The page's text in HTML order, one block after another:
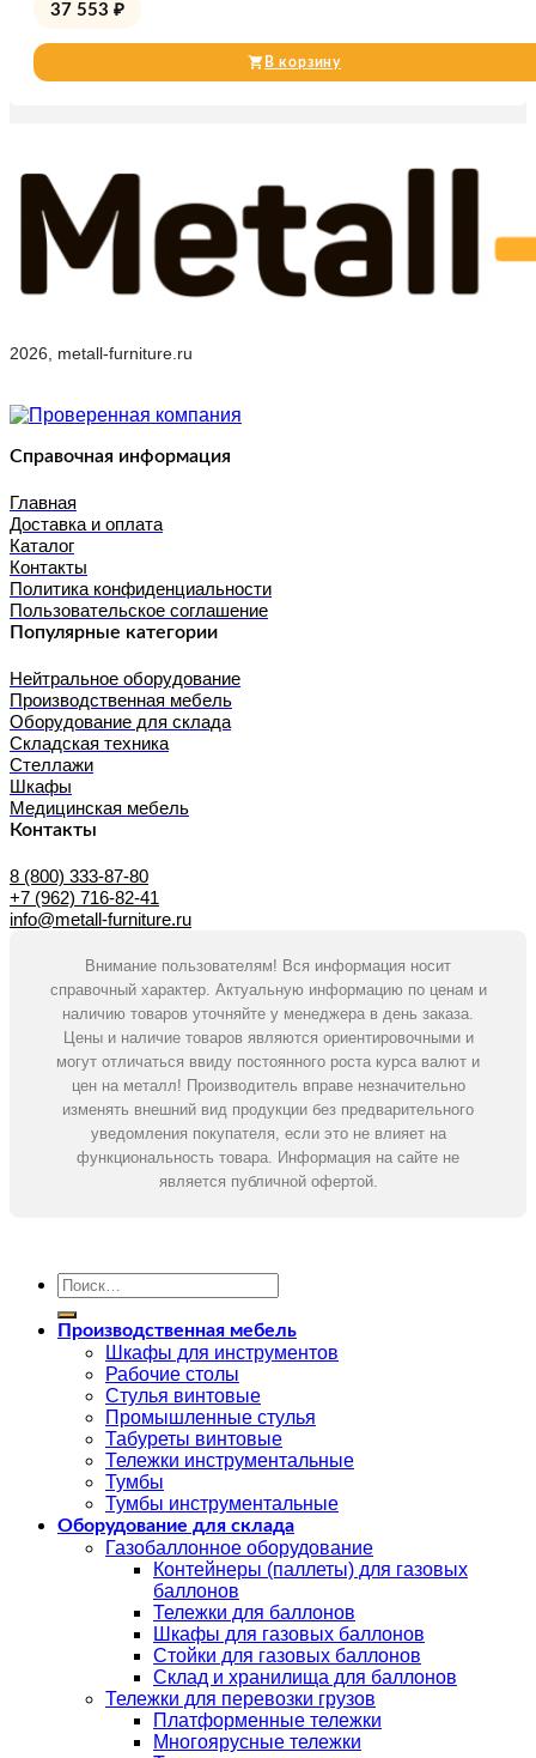
37 553 ₽
В корзину
2026, metall-furniture.ru
Справочная информация
Главная
Доставка и оплата
Каталог
Контакты
Политика конфиденциальности
Пользовательское соглашение
Популярные категории
Нейтральное оборудование
Производственная мебель
Оборудование для склада
Складская техника
Стеллажи
Шкафы
Медицинская мебель
Контакты
8 (800) 333-87-80
+7 (962) 716-82-41
info@metall-furniture.ru
Внимание пользователям! Вся информация носит
справочный характер. Актуальную информацию по ценам и
наличию товаров уточняйте у менеджера в день заказа.
Цены и наличие товаров являются ориентировочными и
могут отличаться ввиду постоянного роста курса валют и
цен на металл! Производитель вправе незначительно
изменять внешний вид продукции без предварительного
уведомления покупателя, если это не влияет на
функциональность товара. Информация на сайте не
является публичной офертой.
Искать:
Производственная мебель
Шкафы для инструментов
Рабочие столы
Стулья винтовые
Промышленные стулья
Табуреты винтовые
Тележки инструментальные
Тумбы
Тумбы инструментальные
Оборудование для склада
Газобаллонное оборудование
Контейнеры (паллеты) для газовых
баллонов
Тележки для баллонов
Шкафы для газовых баллонов
Стойки для газовых баллонов
Склад и хранилища для баллонов
Тележки для перевозки грузов
Платформенные тележки
Многоярусные тележки